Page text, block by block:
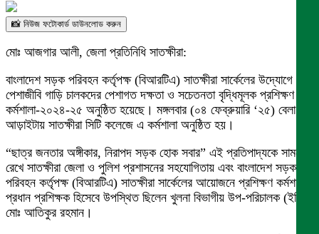
📸 নিউজ ফটোকার্ড ডাউনলোড করুন
মোঃ আজগার আলী, জেলা প্রতিনিধি সাতক্ষীরা:
বাংলাদেশ সড়ক পরিবহন কর্তৃপক্ষ (বিআরটিএ) সাতক্ষীরা সার্কেলের উদ্যোগে
পেশাজীবি গাড়ি চালকদের পেশাগত দক্ষতা ও সচেতনতা বৃদ্ধিমূলক প্রশিক্ষণ
কর্মশালা-২০২৪-২৫ অনুষ্ঠিত হয়েছে। মঙ্গলবার (০৪ ফেব্রুয়ারি ‘২৫) বেলা
আড়াইটায় সাতক্ষীরা সিটি কলেজে এ কর্মশালা অনুষ্ঠিত হয়।
“ছাত্র জনতার অঙ্গীকার, নিরাপদ সড়ক হোক সবার” এই প্রতিপাদ্যকে সামনে
রেখে সাতক্ষীরা জেলা ও পুলিশ প্রশাসনের সহযোগিতায় এবং বাংলাদেশ সড়ক
পরিবহন কর্তৃপক্ষ (বিআরটিএ) সাতক্ষীরা সার্কেলের আয়োজনে প্রশিক্ষণ কর্মশালায়
প্রধান প্রশিক্ষক হিসেবে উপস্থিত ছিলেন খুলনা বিভাগীয় উপ-পরিচালক (ইঞ্জি:)
মোঃ আতিকুর রহমান।